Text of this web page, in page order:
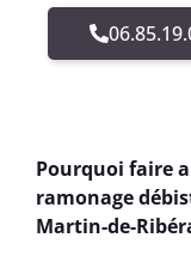
Pourquoi faire
ramonage
Martin-de-